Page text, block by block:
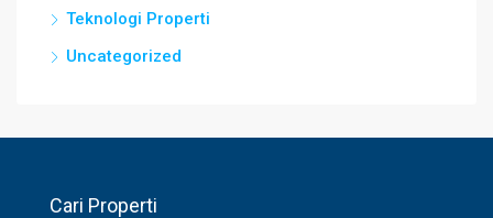
Teknologi Properti
Uncategorized
Cari Properti